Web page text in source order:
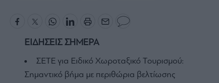
ΕΙΔΗΣΕΙΣ ΣΗΜΕΡΑ
ΣΕΤΕ για Ειδικό Χωροταξικό Τουρισμού:
Σημαντικό βήμα με περιθώρια βελτίωσης